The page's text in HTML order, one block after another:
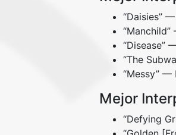
“Daisies”
“Disease”
“The
“Messy” —
Mejor
“Defying